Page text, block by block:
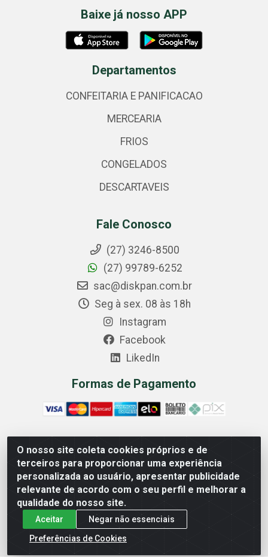
O nosso site coleta cookies próprios e de
terceiros para proporcionar uma experiência
personalizada ao usuário, apresentar publicidade
relevante de acordo com o seu perfil e melhorar a
qualidade do nosso site.
Aceitar
Negar não essenciais
Preferências de Cookies
Baixe já nosso APP
Departamentos
CONFEITARIA E PANIFICACAO
MERCEARIA
FRIOS
CONGELADOS
DESCARTAVEIS
Fale Conosco
(27) 3246-8500
(27) 99789-6252
sac@diskpan.com.br
Seg à sex. 08 às 18h
Instagram
Facebook
LikedIn
Formas de Pagamento
Comercial Diskpan Ltda - Av. Fernando Antonio, 1911 -
Sotelandia, Cariacica/ES - CEP 29140-669 - CNPJ
02.691.482/0001-07